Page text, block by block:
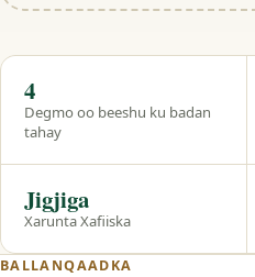
Hal eeg
Degmo oo beeshu ku badan
tahay
4
Xarunta Xafiiska
Jigjiga
BALLANQAADKA